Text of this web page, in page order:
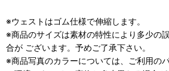
※ウェストはゴム仕様で伸縮します。
※商品のサイズは素材の特性により多少の
合が ございます。予めご了承下さい。
※商品写真のカラーについては、ご利用の